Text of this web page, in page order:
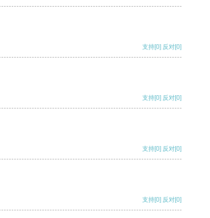
支持[0] 反对[0]
支持[0] 反对[0]
支持[0] 反对[0]
支持[0] 反对[0]